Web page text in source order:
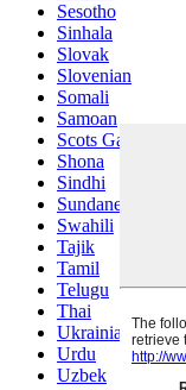
Sesotho
Sinhala
Slovak
Slovenian
Somali
Samoan
Scots Gaelic
Shona
Sindhi
Sundanese
Swahili
Tajik
Tamil
Telugu
Thai
Ukrainian
Urdu
Uzbek